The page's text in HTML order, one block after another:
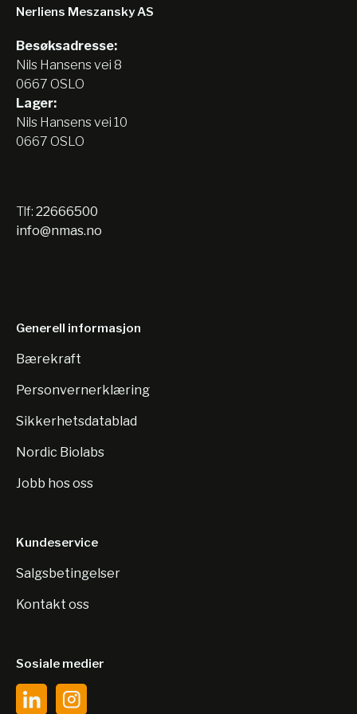
Nerliens Meszansky AS
Besøksadresse:
Nils Hansens vei 8
0667 OSLO
Lager:
Nils Hansens vei 10
0667 OSLO
Tlf: 22666500
info@nmas.no
Generell informasjon
Bærekraft
Personvernerklæring
Sikkerhetsdatablad
Nordic Biolabs
Jobb hos oss
Kundeservice
Salgsbetingelser
Kontakt oss
Sosiale medier